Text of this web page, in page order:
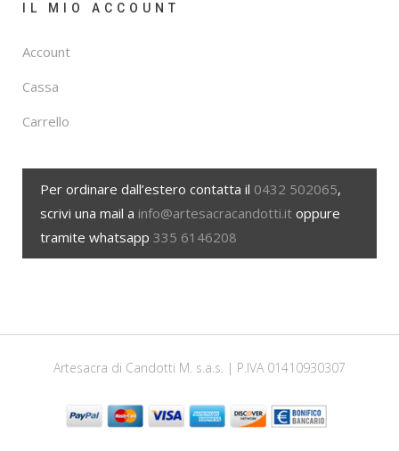
IL MIO ACCOUNT
Account
Cassa
Carrello
Per ordinare dall’estero contatta il 0432 502065,
scrivi una mail a info@artesacracandotti.it oppure
tramite whatsapp 335 6146208
Artesacra di Candotti M. s.a.s. | P.IVA 01410930307